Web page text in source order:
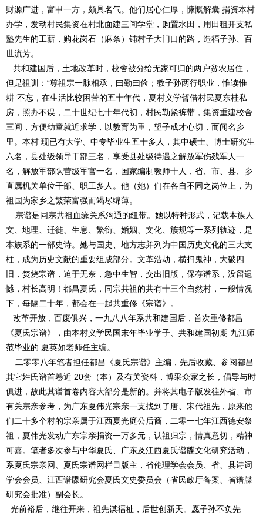
财源广进，富甲一方，颇具名气。他们居心仁厚，慷慨解囊 捐资本村
办学，发动村民集资在村北面建三间学堂，购置水田，用田租开支私
塾先生的工薪，购花岗石（麻条）铺村子大门口的路，造福子孙、百
世流芳。
共和建国后，土地改革时，校舍被分给无家可归的两户贫农居住，
但是祖训：“尊祖宗一脉相承，曰勤曰俭；教子孙两行职业，惟读惟
耕”不忘，在生活比较困苦的五十年代，夏村义学暂借村民夏东桂私
房，照办不误，二十世纪七十年代初，村民勒紧裤带，集资重建校舍
三间，方便幼童就近求学，以教育为重，望子成才心切，而闻名乡
里。本村 现已有大学、中专毕业生五十多人，其中硕士、博士研究生
六名，县处级领导干部三名，享受县处级待遇之解放军伤残军人一
名，解放军部队营级军官一名，国家编制教师十人，省、市、县、乡
直属机关单位干部、职工多人。他（她）们在各自不同之岗位上，为
祖国为家乡之繁荣富强而竭尽绵薄。
宗谱是同宗共祖血缘关系沟通的纽带。她以特种形式，记载本族人
文、地理、迁徙、生息、繁衍、婚姻、文化、族规等一系列轨迹，是
本族系的一部史诗。她与国史、地方志并列为中国历史文化的三大支
柱，成为历史文献的重要组成部分。文革浩劫，横扫鬼神，大破四
旧，焚烧宗谱，迫于无奈，急中生智，交出旧版，保存谱系，没留遗
憾，村长高明！都昌夏氏，同宗共祖的共有十三个自然村，一般情况
下，每隔二十年，都会在一起共重修《宗谱》。
改革开放，百废俱兴，一九八八年系共和建国后，首次重修都昌
《夏氏宗谱》，由本村义学民国末年毕业学子、共和建国初期 九江师
范毕业的 夏英如老师任主编。
二零零八年笔者担任都昌《夏氏宗谱》主编，先后收藏、参阅都昌
其它姓氏谱首卷近 20套（本）及有关资料，博采众家之长，倡导与时
俱进，故此其谱首卷内容大部分是新的。并将其电子版发往外省、市
有关宗亲参考，为广东夏伟光宗亲一支找到了唐、宋代祖先，原来他
们二十多个村的宗亲属于江西夏光庭公后裔，二零一七年江西德安祭
祖，夏伟光发动广东宗亲捐资一万多元，认祖归宗，情真意切，精神
可嘉。笔者多次参与中华夏氏、广东及江西夏氏谱牒文化研究活动，
系夏氏宗亲网、夏氏宗谱网栏目版主，省伦理学会会员、省、县诗词
学会会员、江西谱牒研究会夏氏文史委员会（省民政厅备案、省谱牒
研究会批准）副会长。
光前裕后，继往开来，祖先谋福祉，后世创新天。愿子孙不负先